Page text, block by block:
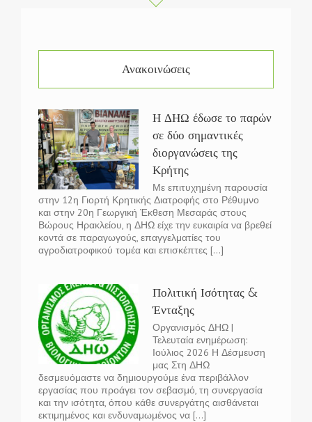
Ανακοινώσεις
Η ΔΗΩ έδωσε το παρών
σε δύο σημαντικές
διοργανώσεις της
Κρήτης
Με επιτυχημένη παρουσία
στην 12η Γιορτή Κρητικής Διατροφής στο Ρέθυμνο
και στην 20η Γεωργική Έκθεση Μεσαράς στους
Βώρους Ηρακλείου, η ΔΗΩ είχε την ευκαιρία να βρεθεί
κοντά σε παραγωγούς, επαγγελματίες του
αγροδιατροφικού τομέα και επισκέπτες [...]
Πολιτική Ισότητας &
Ένταξης
Οργανισμός ΔΗΩ |
Τελευταία ενημέρωση:
Ιούλιος 2026 Η Δέσμευση
μας Στη ΔΗΩ
δεσμευόμαστε να δημιουργούμε ένα περιβάλλον
εργασίας που προάγει τον σεβασμό, τη συνεργασία
και την ισότητα, όπου κάθε συνεργάτης αισθάνεται
εκτιμημένος και ενδυναμωμένος να [...]